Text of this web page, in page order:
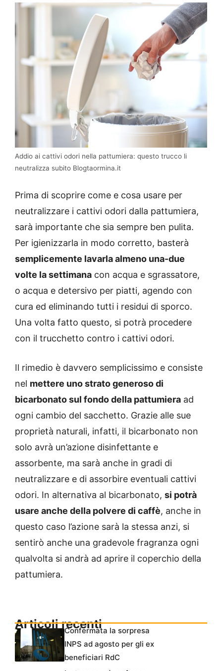
Addio ai cattivi odori nella pattumiera: questo trucco li
neutralizza subito Blogtaormina.it
Prima di scoprire come e cosa usare per
neutralizzare i cattivi odori dalla pattumiera,
sarà importante che sia sempre ben pulita.
Per igienizzarla in modo corretto, basterà
semplicemente lavarla almeno una-due
volte la settimana con acqua e sgrassatore,
o acqua e detersivo per piatti, agendo con
cura ed eliminando tutti i residui di sporco.
Una volta fatto questo, si potrà procedere
con il trucchetto contro i cattivi odori.
Il rimedio è davvero semplicissimo e consiste
nel mettere uno strato generoso di
bicarbonato sul fondo della pattumiera ad
ogni cambio del sacchetto. Grazie alle sue
proprietà naturali, infatti, il bicarbonato non
solo avrà un’azione disinfettante e
assorbente, ma sarà anche in gradi di
neutralizzare e di assorbire eventuali cattivi
odori. In alternativa al bicarbonato, si potrà
usare anche della polvere di caffè, anche in
questo caso l’azione sarà la stessa anzi, si
sentirò anche una gradevole fragranza ogni
qualvolta si andrà ad aprire il coperchio della
pattumiera.
Articoli recentiConfermata la sorpresa
INPS ad agosto per gli ex
beneficiari RdC